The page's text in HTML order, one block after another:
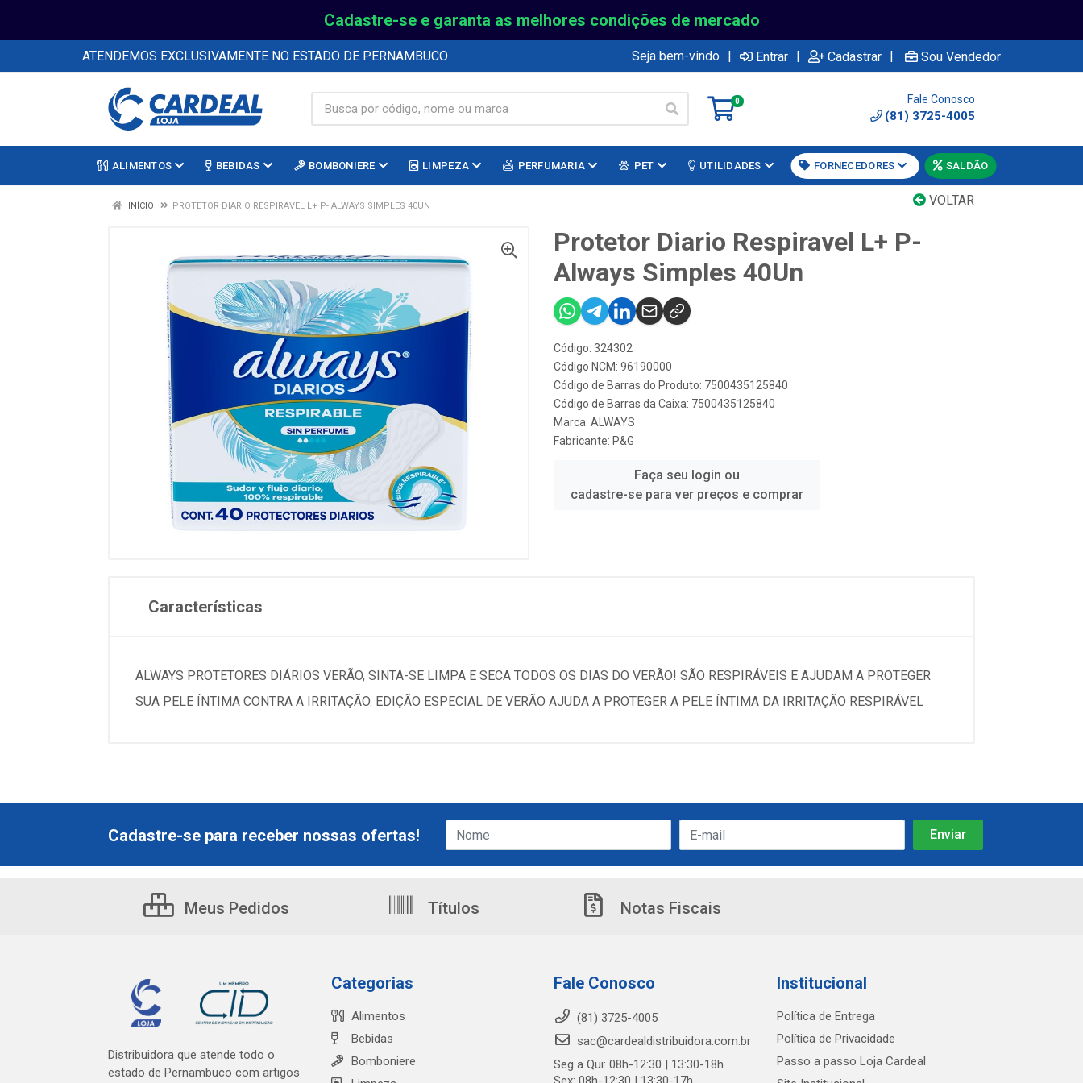
Cadastre-se e garanta as melhores condições de mercado
ATENDEMOS EXCLUSIVAMENTE NO ESTADO DE PERNAMBUCO Seja bem-vindo | Entrar | Cadastrar | Sou Vendedor
0 Fale Conosco
(81) 3725-4005
ALIMENTOS BEBIDAS BOMBONIERE LIMPEZA PERFUMARIA PET UTILIDADES FORNECEDORES SALDÃO
VOLTAR
INÍCIO PROTETOR DIARIO RESPIRAVEL L+ P- ALWAYS SIMPLES 40UN
Protetor Diario Respiravel L+ P-
Always Simples 40Un
Código: 324302
Código NCM: 96190000
Código de Barras do Produto: 7500435125840
Código de Barras da Caixa: 7500435125840
Marca: ALWAYS
Fabricante: P&G
Faça seu login ou
cadastre-se para ver preços e comprar
Características
ALWAYS PROTETORES DIÁRIOS VERÃO, SINTA-SE LIMPA E SECA TODOS OS DIAS DO VERÃO! SÃO RESPIRÁVEIS E AJUDAM A PROTEGER
SUA PELE ÍNTIMA CONTRA A IRRITAÇÃO. EDIÇÃO ESPECIAL DE VERÃO AJUDA A PROTEGER A PELE ÍNTIMA DA IRRITAÇÃO RESPIRÁVEL
Cadastre-se para receber nossas ofertas!
Meus Pedidos Títulos Notas Fiscais
Distribuidora que atende todo o
estado de Pernambuco com artigos
Categorias
Alimentos
Bebidas
Bomboniere
Fale Conosco
(81) 3725-4005
sac@cardealdistribuidora.com.br
Seg a Qui: 08h-12:30 | 13:30-18h
Institucional
Política de Entrega
Política de Privacidade
Passo a passo Loja Cardeal